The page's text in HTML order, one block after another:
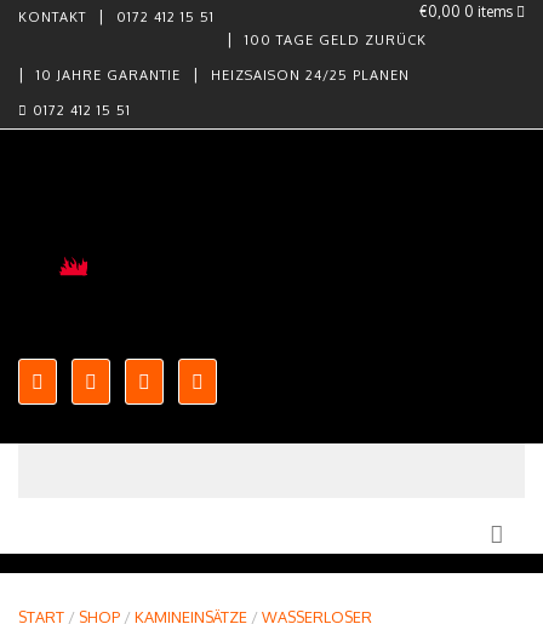
€0,00 0 items
KONTAKT
0172 412 15 51
100 TAGE GELD ZURÜCK
10 JAHRE GARANTIE HEIZSAISON 24/25 PLANEN
0172 412 15 51
START / SHOP / KAMINEINSÄTZE / WASSERLOSER